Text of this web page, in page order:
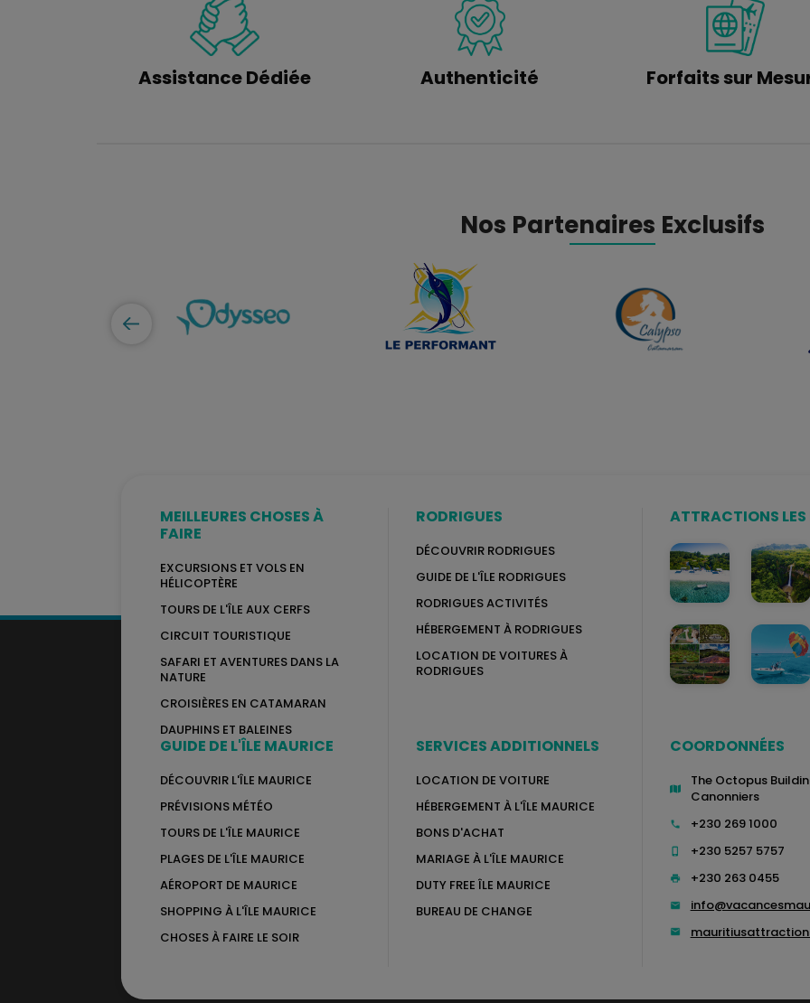
Assistance Dédiée Authenticité Forfaits sur
Nos Partenaires Exclusifs
MEILLEURES CHOSES À
FAIRE
EXCURSIONS ET VOLS EN
HÉLICOPTÈRE
TOURS DE L'ÎLE AUX CERFS
CIRCUIT TOURISTIQUE
SAFARI ET AVENTURES DANS LA
NATURE
CROISIÈRES EN CATAMARAN
DAUPHINS ET BALEINES
GUIDE DE L'ÎLE MAURICE
DÉCOUVRIR L'ÎLE MAURICE
PRÉVISIONS MÉTÉO
TOURS DE L'ÎLE MAURICE
PLAGES DE L'ÎLE MAURICE
AÉROPORT DE MAURICE
SHOPPING À L'ÎLE MAURICE
CHOSES À FAIRE LE SOIR
RODRIGUES
DÉCOUVRIR RODRIGUES
GUIDE DE L'ÎLE RODRIGUES
RODRIGUES ACTIVITÉS
HÉBERGEMENT À RODRIGUES
LOCATION DE VOITURES À
RODRIGUES
SERVICES ADDITIONNELS
LOCATION DE VOITURE
HÉBERGEMENT À L'ÎLE MAURICE
BONS D'ACHAT
MARIAGE À L'ÎLE MAURICE
DUTY FREE ÎLE MAURICE
BUREAU DE CHANGE
ATTRACTIONS LES
COORDONNÉES
The Octopus
Canonniers
+230 269 1000
+230 5257 5757
+230 263 0455